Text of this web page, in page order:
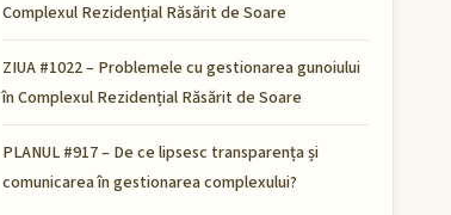
Complexul Rezidențial Răsărit de Soare
ZIUA #1022 – Problemele cu gestionarea gunoiului
în Complexul Rezidențial Răsărit de Soare
PLANUL #917 – De ce lipsesc transparența și
comunicarea în gestionarea complexului?